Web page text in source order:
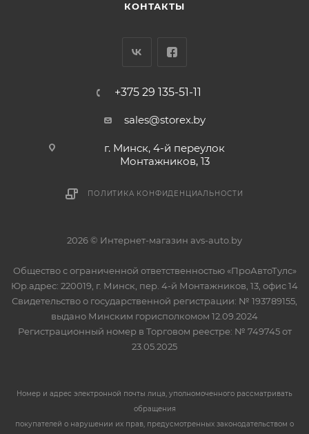
КОНТАКТЫ
+375 29 135-51-11
sales@storex.by
г. Минск, 4-й переулок
Монтажников, 13
ПОЛИТИКА КОНФИДЕНЦИАЛЬНОСТИ
2026 © Интернет-магазин avs-auto.by
Общество с ограниченной ответственностью «ПроАвтоТулс»
Юр.адрес: 220019, г. Минск, пер. 4-й Монтажников, 13, офис 14
Свидетельство о государственной регистрации: № 193789155,
выдано Минским горисполкомом 12.09.2024
Регистрационный номер в Торговом реестре: № 749745 от
23.05.2025
Номер и адрес электронной почты лица, уполномоченного рассматривать
обращения
покупателей о нарушении их прав, предусмотренных законодательством о